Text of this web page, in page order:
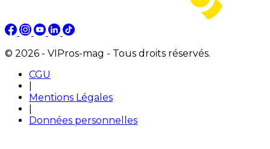
© 2026 - VIPros-mag - Tous droits réservés.
CGU
Mentions Légales
Données personnelles